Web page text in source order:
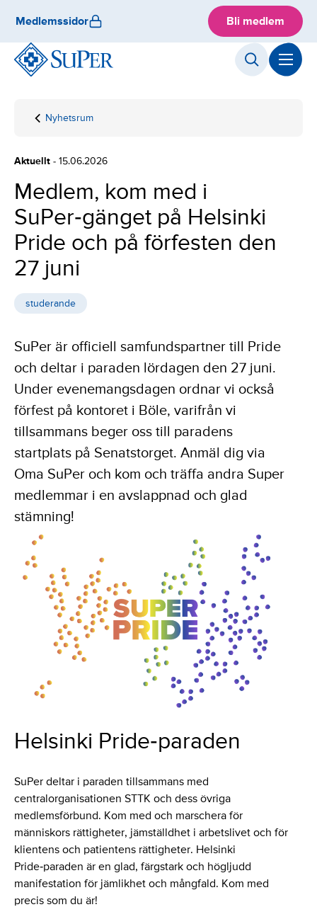
content
Medlemssidor Bli medlem
Hemsida
Nyhetsrum
Medlem, kom
på Helsinki
Pride och på
förfesten den
27 juni
Aktuellt - 15.06.2026
Medlem, kom med i
SuPer‑gänget på Helsinki
Pride och på förfesten den
27 juni
studerande
SuPer är officiell samfundspartner till Pride
och deltar i paraden lördagen den 27 juni.
Under evenemangsdagen ordnar vi också
förfest på kontoret i Böle, varifrån vi
tillsammans beger oss till paradens
startplats på Senatstorget. Anmäl dig via
Oma SuPer och kom och träffa andra Super
medlemmar i en avslappnad och glad
stämning!
Helsinki Pride‑paraden
SuPer deltar i paraden tillsammans med
centralorganisationen STTK och dess övriga
medlemsförbund. Kom med och marschera för
människors rättigheter, jämställdhet i arbetslivet och för
klientens och patientens rättigheter. Helsinki
Pride‑paraden är en glad, färgstark och högljudd
manifestation för jämlikhet och mångfald. Kom med
precis som du är!